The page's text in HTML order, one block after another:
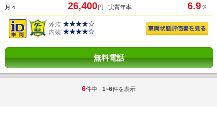
月々
26,400 円 実質年率 6.9 ％
外装
内装
無料電話
6件中 1~6件を表示